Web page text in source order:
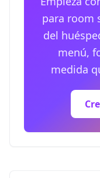
para room
del
menú,
medida